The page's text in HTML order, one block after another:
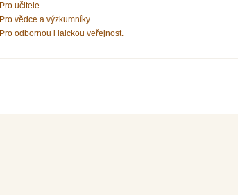
Pro učitele.
Pro vědce a výzkumníky
Pro odbornou i laickou veřejnost.